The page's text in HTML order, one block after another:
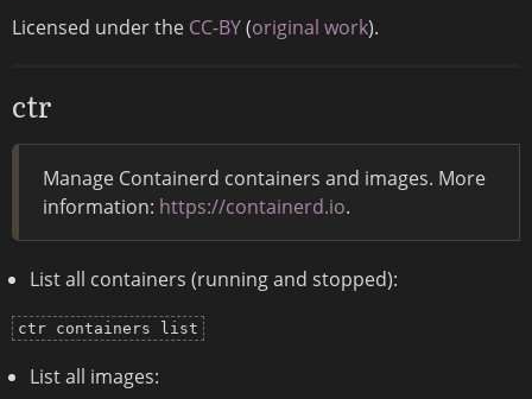
Licensed under the CC-BY(original work).
ctr
Manage Containerd containers and images. More
information: https://containerd.io.
List all containers (running and stopped):
ctr containers list
List all images: